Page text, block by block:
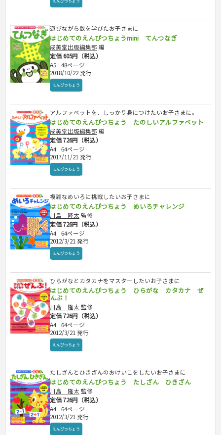
遊びながら数を学びたお子さまに
はじめてのえんぴつちょうmini てんつなぎ
成美堂出版編集部 編
定価 605円（税込）
A5
48ページ
2018/10/22 発行
えんぴつちょう
アルファベットを、しっかり身につけたいお子さまに。
はじめてのえんぴつちょう たのしいアルファベット
成美堂出版編集部 編
定価 726円（税込）
A4
64ページ
2017/11/21 発行
えんぴつちょう
複雑なめいろに挑戦したいお子さまに
はじめてのえんぴつちょう めいろチャレンジ
川島 隆太 監修
定価 726円（税込）
A4
64ページ
2012/3/21 発行
えんぴつちょう
ひらがなとカタカナをマスターしたいお子さまに
はじめてのえんぴつちょう ひらがな カタカナ ぜ
んぶ！
川島 隆太 監修
定価 726円（税込）
A4
64ページ
2012/3/21 発行
えんぴつちょう
たしざんとひきざんのおけいこをしたいお子さまに
はじめてのえんぴつちょう たしざん ひきざん
川島 隆太 監修
定価 726円（税込）
A4
64ページ
2012/3/21 発行
えんぴつちょう